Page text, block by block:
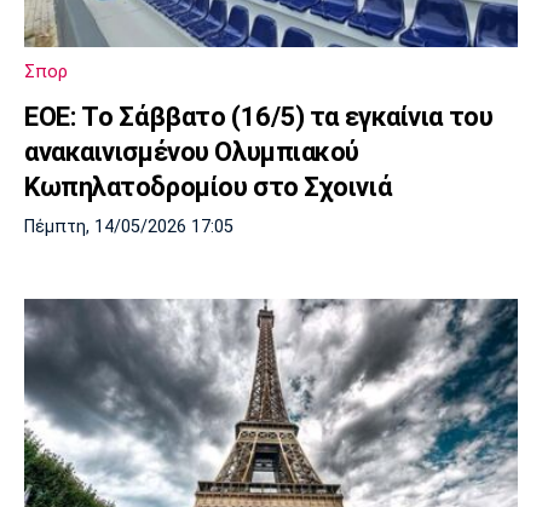
Cine Spot
Running
Media
Παρασκήνιο
Μάντσεστερ
Γιουνάιτεντ
Τσέλσι Άρσεναλ
Σπορ
ΕΟΕ: Τo Σάββατο (16/5) τα εγκαίνια του
ανακαινισμένου Ολυμπιακού
Κωπηλατοδρομίου στο Σχοινιά
Πέμπτη, 14/05/2026 17:05